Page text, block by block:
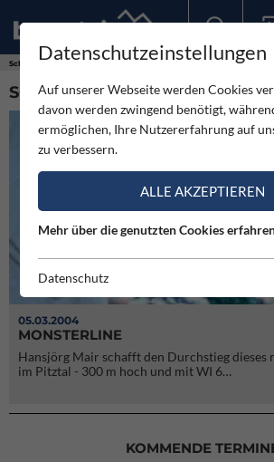
Schlagworte
SCHLAGWORT: JOACHIM
05.03.2004
MONSTERLINE
Hansjörg Mair schafft den Durchstieg dieses
im Pitztal - 300 m hoch und mit WI 6…
KOMMENDE
Datenschutzeinstellungen
Auf unserer Webseite werden Cookies
davon werden zwingend benötigt,
ermöglichen, Ihre Nutzererfahrung auf
zu verbessern.
ALLE AKZEPTIEREN
Mehr über die genutzten Cookies
Datenschutz